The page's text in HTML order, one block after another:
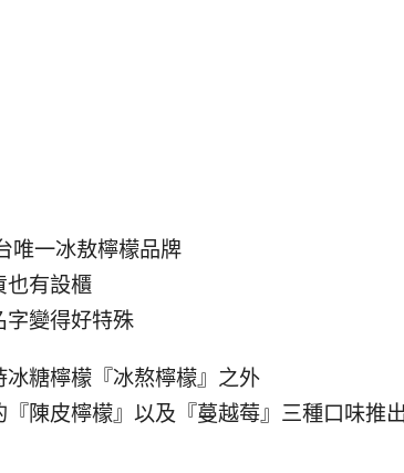
唯一冰敖檸檬品牌
也有設櫃
字變得好特殊
糖檸檬『冰熬檸檬』之外
陳皮檸檬』以及『蔓越莓』三種口味推